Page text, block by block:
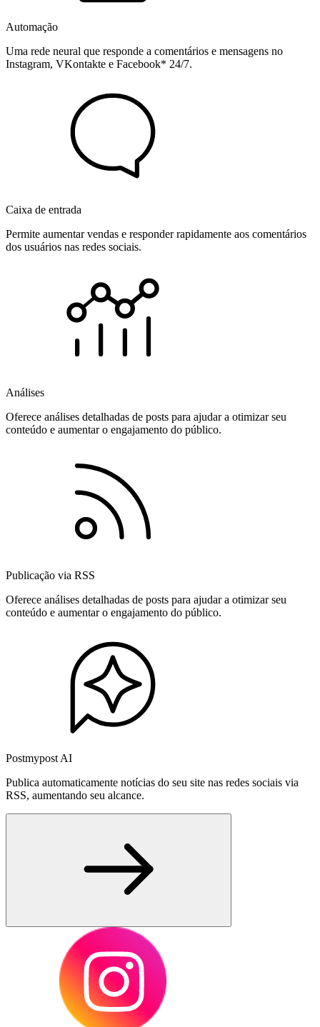
Automação
Uma rede neural que responde a comentários e mensagens no
Instagram, VKontakte e Facebook* 24/7.
Caixa de entrada
Permite aumentar vendas e responder rapidamente aos comentários
dos usuários nas redes sociais.
Análises
Oferece análises detalhadas de posts para ajudar a otimizar seu
conteúdo e aumentar o engajamento do público.
Publicação via RSS
Oferece análises detalhadas de posts para ajudar a otimizar seu
conteúdo e aumentar o engajamento do público.
Postmypost AI
Publica automaticamente notícias do seu site nas redes sociais via
RSS, aumentando seu alcance.